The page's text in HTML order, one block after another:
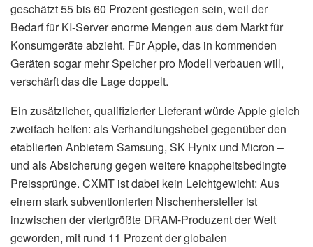
geschätzt 55 bis 60 Prozent gestiegen sein, weil der
Bedarf für KI-Server enorme Mengen aus dem Markt für
Konsumgeräte abzieht. Für Apple, das in kommenden
Geräten sogar mehr Speicher pro Modell verbauen will,
verschärft das die Lage doppelt.
Ein zusätzlicher, qualifizierter Lieferant würde Apple gleich
zweifach helfen: als Verhandlungshebel gegenüber den
etablierten Anbietern Samsung, SK Hynix und Micron –
und als Absicherung gegen weitere knappheitsbedingte
Preissprünge. CXMT ist dabei kein Leichtgewicht: Aus
einem stark subventionierten Nischenhersteller ist
inzwischen der viertgrößte DRAM-Produzent der Welt
geworden, mit rund 11 Prozent der globalen